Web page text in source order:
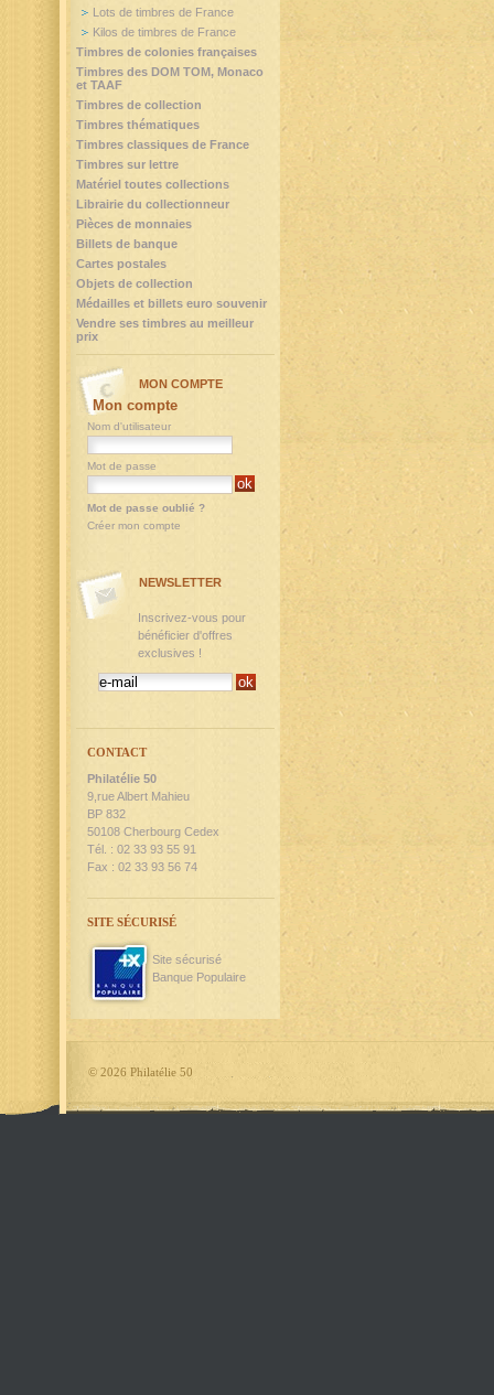
Lots de timbres de France
Kilos de timbres de France
Timbres de colonies françaises
Timbres des DOM TOM, Monaco
et TAAF
Timbres de collection
Timbres thématiques
Timbres classiques de France
Timbres sur lettre
Matériel toutes collections
Librairie du collectionneur
Pièces de monnaies
Billets de banque
Cartes postales
Objets de collection
Médailles et billets euro souvenir
Vendre ses timbres au meilleur
prix
MON COMPTE
Mon compte
Nom d'utilisateur
Mot de passe
Mot de passe oublié ?
Créer mon compte
NEWSLETTER
Inscrivez-vous pour
bénéficier d'offres
exclusives !
CONTACT
Philatélie 50
9,rue Albert Mahieu
BP 832
50108 Cherbourg Cedex
Tél. : 02 33 93 55 91
Fax : 02 33 93 56 74
SITE SÉCURISÉ
Site sécurisé
Banque Populaire
© 2026 Philatélie 50